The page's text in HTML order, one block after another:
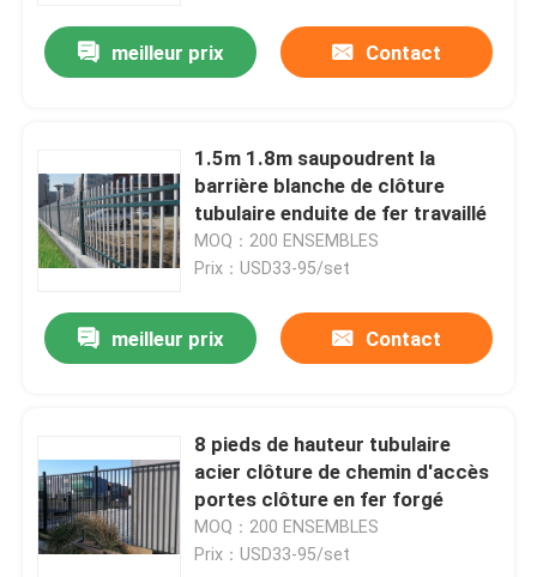
meilleur prix Contact
1.5m 1.8m saupoudrent la
barrière blanche de clôture
tubulaire enduite de fer travaillé
MOQ：200 ENSEMBLES
Prix：USD33-95/set
meilleur prix Contact
8 pieds de hauteur tubulaire
acier clôture de chemin d'accès
portes clôture en fer forgé
MOQ：200 ENSEMBLES
Prix：USD33-95/set